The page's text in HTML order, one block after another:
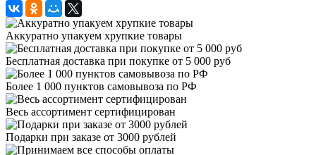
Аккуратно упакуем хрупкие товары
Бесплатная доставка при покупке от 5 000 руб
Более 1 000 пунктов самовывоза по РФ
Весь ассортимент сертифицирован
Подарки при заказе от 3000 рублей